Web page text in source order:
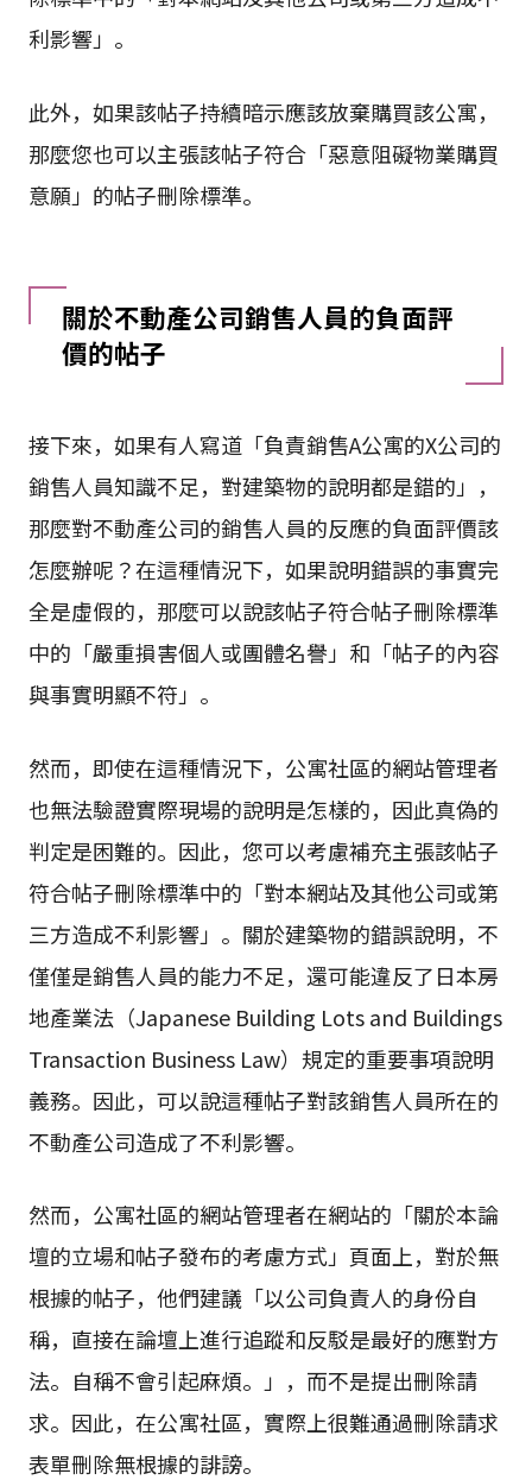
利影響」。
此外，如果該帖子持續暗示應該放棄購買該公寓，
那麼您也可以主張該帖子符合「惡意阻礙物業購買
意願」的帖子刪除標準。
關於不動產公司銷售人員的負面評
價的帖子
接下來，如果有人寫道「負責銷售A公寓的X公司的
銷售人員知識不足，對建築物的說明都是錯的」，
那麼對不動產公司的銷售人員的反應的負面評價該
怎麼辦呢？在這種情況下，如果說明錯誤的事實完
全是虛假的，那麼可以說該帖子符合帖子刪除標準
中的「嚴重損害個人或團體名譽」和「帖子的內容
與事實明顯不符」。
然而，即使在這種情況下，公寓社區的網站管理者
也無法驗證實際現場的說明是怎樣的，因此真偽的
判定是困難的。因此，您可以考慮補充主張該帖子
符合帖子刪除標準中的「對本網站及其他公司或第
三方造成不利影響」。關於建築物的錯誤說明，不
僅僅是銷售人員的能力不足，還可能違反了日本房
地產業法（Japanese Building Lots and Buildings
Transaction Business Law）規定的重要事項說明
義務。因此，可以說這種帖子對該銷售人員所在的
不動產公司造成了不利影響。
然而，公寓社區的網站管理者在網站的「關於本論
壇的立場和帖子發布的考慮方式」頁面上，對於無
根據的帖子，他們建議「以公司負責人的身份自
稱，直接在論壇上進行追蹤和反駁是最好的應對方
法。自稱不會引起麻煩。」，而不是提出刪除請
求。因此，在公寓社區，實際上很難通過刪除請求
表單刪除無根據的誹謗。